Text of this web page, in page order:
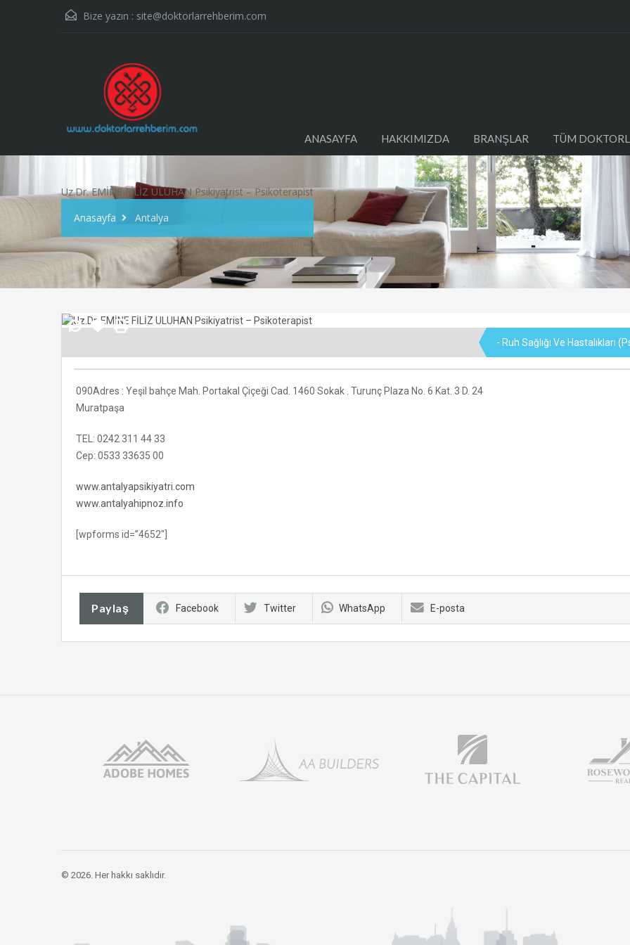
Bize yazın : site@doktorlarrehberim.com
ANASAYFA HAKKIMIZDA BRANŞLAR TÜM
Uz.Dr. EMİNE FİLİZ ULUHAN Psikiyatrist – Psikoterapist
Anasayfa
Antalya
- Ruh Sağlığı Ve Hastalıkları
090Adres : Yeşil bahçe Mah. Portakal Çiçeği Cad. 1460 Sokak . Turunç Plaza No. 6 Kat. 3 D. 24
Muratpaşa
TEL: 0242 311 44 33
Cep: 0533 33635 00
www.antalyapsikiyatri.com
www.antalyahipnoz.info
[wpforms id=”4652″]
Paylaş Facebook Twitter WhatsApp E-posta
© 2026. Her hakkı saklıdır.